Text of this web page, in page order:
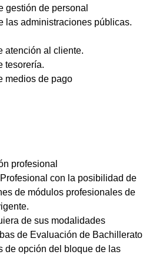
gestión de personal
las administraciones públicas.
atención al cliente.
tesorería.
medios de pago
profesional
con la posibilidad de
de módulos profesionales de
de sus modalidades
de Evaluación de Bachillerato
de opción del bloque de las